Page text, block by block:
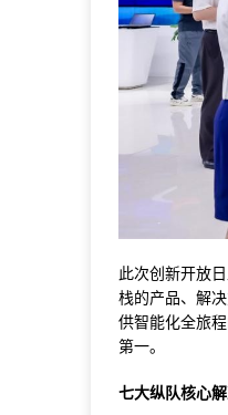
此次创新开放
栈的产品、解
供智能化全旅
第一。
七大纵队核心